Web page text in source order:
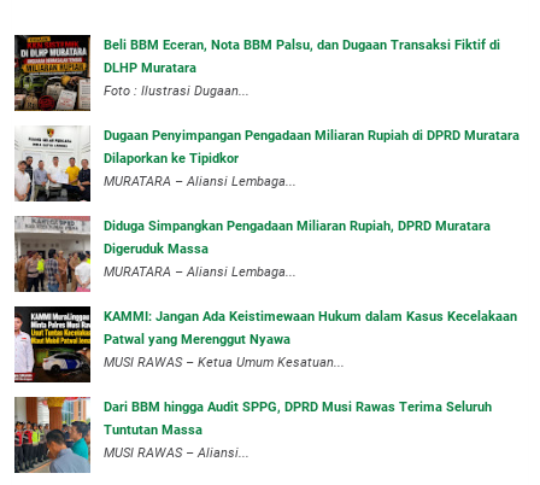
‎Beli BBM Eceran, Nota BBM Palsu, dan Dugaan Transaksi Fiktif di
DLHP Muratara
Foto : Ilustrasi Dugaan...
‎Dugaan Penyimpangan Pengadaan Miliaran Rupiah di DPRD Muratara
Dilaporkan ke Tipidkor
‎MURATARA – Aliansi Lembaga...
Diduga Simpangkan Pengadaan Miliaran Rupiah, DPRD Muratara
Digeruduk Massa
‎MURATARA – Aliansi Lembaga...
‎KAMMI: Jangan Ada Keistimewaan Hukum dalam Kasus Kecelakaan
Patwal yang Merenggut Nyawa
‎MUSI RAWAS – Ketua Umum Kesatuan...
Dari BBM hingga Audit SPPG, DPRD Musi Rawas Terima Seluruh
Tuntutan Massa
MUSI RAWAS – Aliansi...